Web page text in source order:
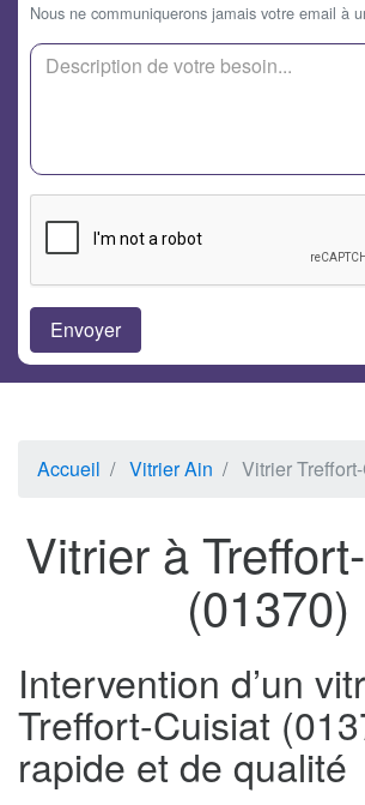
Nous ne communiquerons jamais votre email à
Accueil Vitrier Ain Vitrier
Vitrier à
(01370)
Intervention d’un
Treffort-Cuisiat
rapide et de qualité